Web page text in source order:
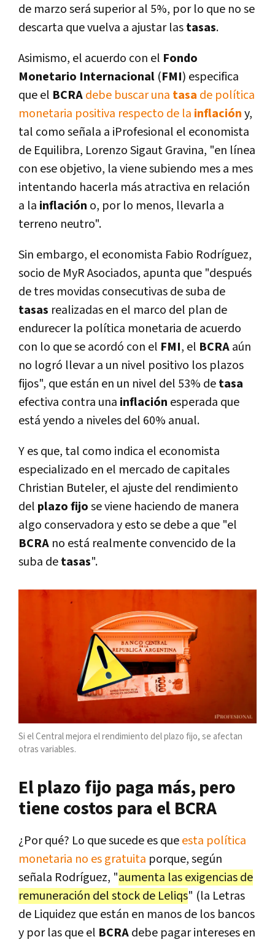
de marzo será superior al 5%, por lo que no se
descarta que vuelva a ajustar lastasas.
Asimismo, el acuerdo con el Fondo
Monetario Internacional (FMI) especifica
que el BCRAdebe buscar una tasa de política
monetaria positiva respecto de la inflacióny,
tal como señala a iProfesional el economista
de Equilibra, Lorenzo Sigaut Gravina, "en línea
con ese objetivo, la viene subiendo mes a mes
intentando hacerla más atractiva en relación
a la inflación o, por lo menos, llevarla a
terreno neutro".
Sin embargo, el economista Fabio Rodríguez,
socio de MyR Asociados, apunta que "después
de tres movidas consecutivas de suba de
tasas realizadas en el marco del plan de
endurecer la política monetaria de acuerdo
con lo que se acordó con el FMI, el BCRAaún
no logró llevar a un nivel positivo los plazos
fijos", que están en un nivel del 53% detasa
efectiva contra una inflación esperada que
está yendo a niveles del 60% anual.
Y es que, tal como indica el economista
especializado en el mercado de capitales
Christian Buteler, el ajuste del rendimiento
del plazo fijose viene haciendo de manera
algo conservadora y esto se debe a que "el
BCRA no está realmente convencido de la
suba detasas".
Si el Central mejora el rendimiento del plazo fijo, se afectan
otras variables.
El plazo fijo paga más, pero
tiene costos para el BCRA
¿Por qué? Lo que sucede es queesta política
monetaria no es gratuita porque, según
señala Rodríguez, "aumenta las exigencias de
remuneración del stock de Leliqs" (la Letras
de Liquidez que están en manos de los bancos
y por las que el BCRAdebe pagar intereses en